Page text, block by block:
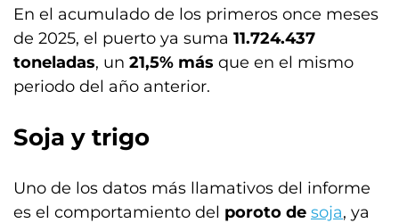
En el acumulado de los primeros once meses
de 2025, el puerto ya suma 11.724.437
toneladas, un 21,5% más que en el mismo
periodo del año anterior.
Soja y trigo
Uno de los datos más llamativos del informe
es el comportamiento del poroto de soja, ya